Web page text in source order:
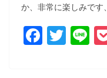
か、非常に楽しみです、
F T Li